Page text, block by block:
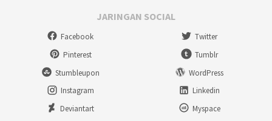
JARINGAN SOCIAL
Facebook
Twitter
Pinterest
Tumblr
Stumbleupon
WordPress
Instagram
Linkedin
Deviantart
Myspace